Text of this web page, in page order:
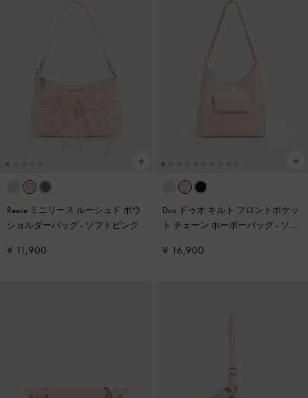
Reese ミニリース ルーシュド ボウ
ショルダーバッグ- ソフトピンク
¥ 11,900
Duo ドゥオ キルト フロントポケッ
ト チェーン ホーボーバッグ- ソフ
¥ 16,900